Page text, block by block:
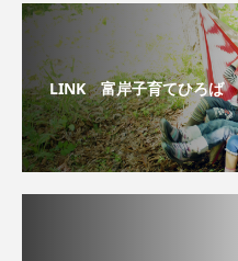
LINK 富岸子育てひろば